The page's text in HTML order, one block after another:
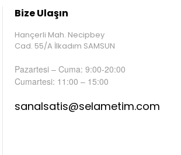
Bize Ulaşın
Hançerli Mah. Necipbey
Cad. 55/A İlkadım SAMSUN
Pazartesi – Cuma: 9:00-20:00
Cumartesi: 11:00 – 15:00
sanalsatis@selametim.com